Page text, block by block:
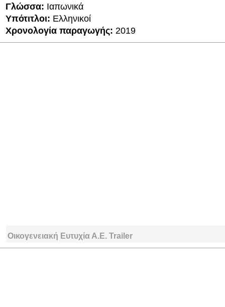
Γλώσσα: Ιαπωνικά
Υπότιτλοι: Ελληνικοί
Χρονολογία παραγωγής: 2019
Οικογενειακή Ευτυχία Α.Ε. Trailer